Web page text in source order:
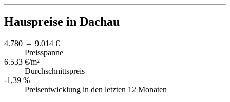
Hauspreise in Dachau
4.780 – 9.014 €
Preisspanne
6.533 €/m²
Durchschnittspreis
-1,39 %
Preisentwicklung in den letzten 12 Monaten